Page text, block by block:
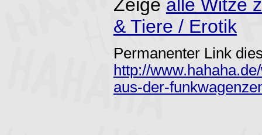
Zeige alle Witze
& Tiere / Erotik
Permanenter Link
http://
aus-der-